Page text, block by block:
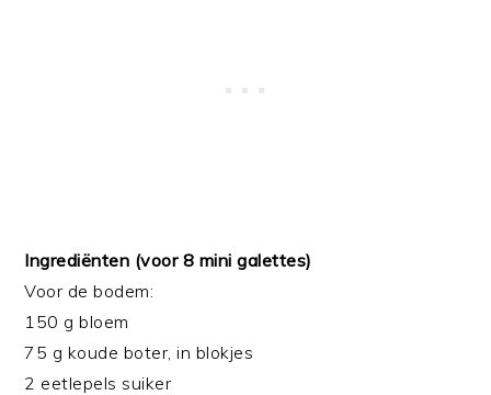
Ingrediënten (voor 8 mini galettes)
Voor de bodem:
150 g bloem
75 g koude boter, in blokjes
2 eetlepels suiker